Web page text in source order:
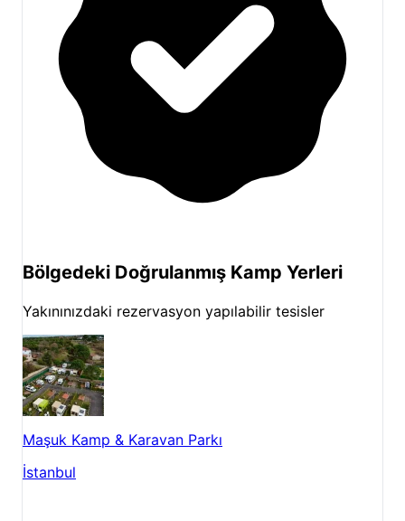
Bölgedeki Doğrulanmış Kamp Yerleri
Yakınınızdaki rezervasyon yapılabilir tesisler
Maşuk Kamp & Karavan Parkı
İstanbul